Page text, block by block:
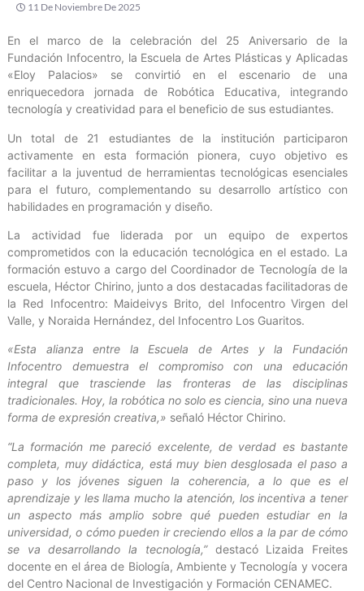
11 De Noviembre De 2025
En el marco de la celebración del 25 Aniversario de la
Fundación Infocentro, la Escuela de Artes Plásticas y Aplicadas
«Eloy Palacios» se convirtió en el escenario de una
enriquecedora jornada de Robótica Educativa, integrando
tecnología y creatividad para el beneficio de sus estudiantes.
Un total de 21 estudiantes de la institución participaron
activamente en esta formación pionera, cuyo objetivo es
facilitar a la juventud de herramientas tecnológicas esenciales
para el futuro, complementando su desarrollo artístico con
habilidades en programación y diseño.
La actividad fue liderada por un equipo de expertos
comprometidos con la educación tecnológica en el estado. La
formación estuvo a cargo del Coordinador de Tecnología de la
escuela, Héctor Chirino, junto a dos destacadas facilitadoras de
la Red Infocentro: Maideivys Brito, del Infocentro Virgen del
Valle, y Noraida Hernández, del Infocentro Los Guaritos.
«Esta alianza entre la Escuela de Artes y la Fundación
Infocentro demuestra el compromiso con una educación
integral que trasciende las fronteras de las disciplinas
tradicionales. Hoy, la robótica no solo es ciencia, sino una nueva
forma de expresión creativa,» señaló Héctor Chirino.
“La formación me pareció excelente, de verdad es bastante
completa, muy didáctica, está muy bien desglosada el paso a
paso y los jóvenes siguen la coherencia, a lo que es el
aprendizaje y les llama mucho la atención, los incentiva a tener
un aspecto más amplio sobre qué pueden estudiar en la
universidad, o cómo pueden ir creciendo ellos a la par de cómo
se va desarrollando la tecnología,”destacó Lizaida Freites
docente en el área de Biología, Ambiente y Tecnología y vocera
del Centro Nacional de Investigación y Formación CENAMEC.